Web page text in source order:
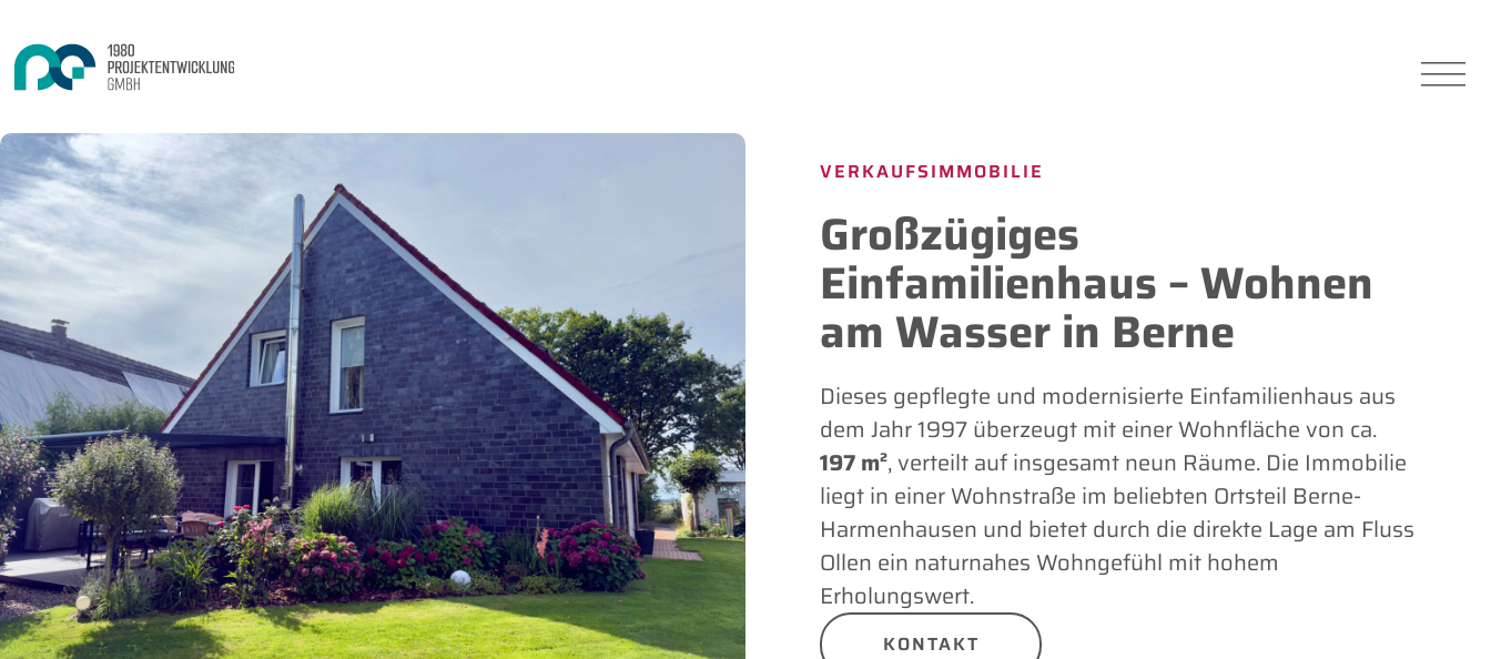
VERKAUFSIMMOBILIE
Großzügiges
Einfamilienhaus – Wohnen
am Wasser in Berne
Dieses gepflegte und modernisierte Einfamilienhaus aus
dem Jahr 1997 überzeugt mit einer Wohnfläche von ca.
197 m², verteilt auf insgesamt neun Räume. Die Immobilie
liegt in einer Wohnstraße im beliebten Ortsteil Berne-
Harmenhausen und bietet durch die direkte Lage am Fluss
Ollen ein naturnahes Wohngefühl mit hohem
Erholungswert.
KONTAKT